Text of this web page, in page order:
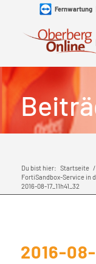
Fernwartung
Du bist hier: Startseite /
FortiSandbox-Service in
2016-08-17_11h41_32
2016-08-